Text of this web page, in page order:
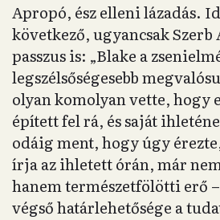
Apropó, ész elleni lázadás.
következő, ugyancsak Szerb
passzus is: „Blake a
legszélsőségesebb
olyan komolyan vette, hogy
épített fel rá, és saját
odáig ment, hogy úgy
írja az ihletett órán, már
hanem természetfölötti erő
végső határlehetősége a